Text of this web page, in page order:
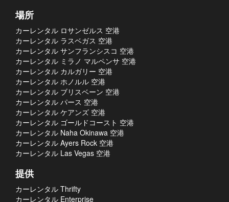
場所
カーレンタル ロサンゼルス 空港
カーレンタル ラスベガス 空港
カーレンタル サンフランシスコ 空港
カーレンタル ミラノ マルペンサ 空港
カーレンタル カルガリー 空港
カーレンタル ホノルル 空港
カーレンタル ブリスベーン 空港
カーレンタル パース 空港
カーレンタル ケアンズ 空港
カーレンタル ゴールドコースト 空港
カーレンタル Naha Okinawa 空港
カーレンタル Ayers Rock 空港
カーレンタル Las Vegas 空港
提供
カーレンタル Thrifty
カーレンタル Enterprise